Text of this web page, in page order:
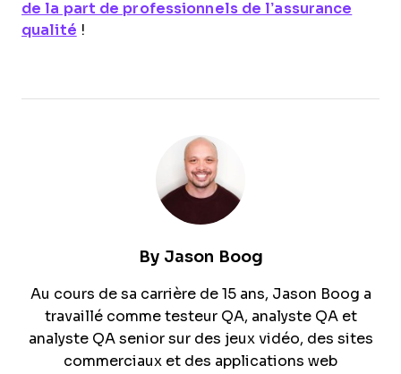
de la part de professionnels de l’assurance
qualité !
By Jason Boog
Au cours de sa carrière de 15 ans, Jason Boog a
travaillé comme testeur QA, analyste QA et
analyste QA senior sur des jeux vidéo, des sites
commerciaux et des applications web